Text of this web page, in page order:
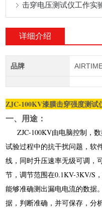
击穿电压测试仪工作实
详细介绍
品牌
ZJC-100KV漆膜击穿强度测试
一、用途：
ZJC-100KV由电脑控制，数
试验过程中的抗干扰问题，软
线，同时升压速率无级可调，
节，调节范围在0.1KV-3KV/S
能够准确测出漏电电流的数据
据，判断准确，并可保存，分